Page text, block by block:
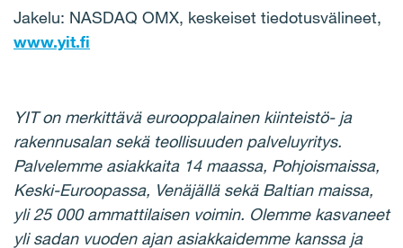
Jakelu: NASDAQ OMX, keskeiset tiedotusvälineet,
www.yit.fi
YIT on merkittävä eurooppalainen kiinteistö- ja
rakennusalan sekä teollisuuden palveluyritys.
Palvelemme asiakkaita 14 maassa, Pohjoismaissa,
Keski-Euroopassa, Venäjällä sekä Baltian maissa,
yli 25 000 ammattilaisen voimin. Olemme kasvaneet
yli sadan vuoden ajan asiakkaidemme kanssa ja